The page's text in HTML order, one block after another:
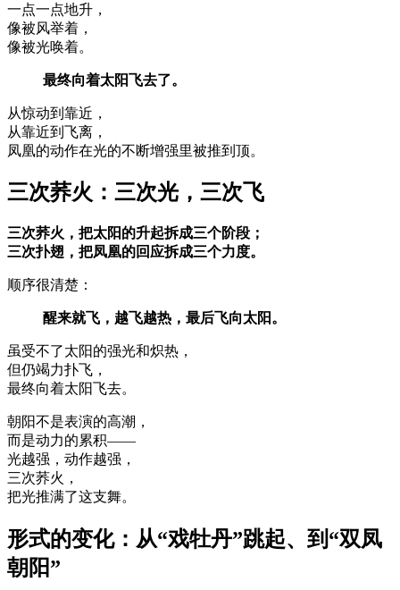
一点一点地升，
像被风举着，
像被光唤着。
最终向着太阳飞去了。
从惊动到靠近，
从靠近到飞离，
凤凰的动作在光的不断增强里被推到顶。
三次荞火：三次光，三次飞
三次荞火，把太阳的升起拆成三个阶段；
三次扑翅，把凤凰的回应拆成三个力度。
顺序很清楚：
醒来就飞，越飞越热，最后飞向太阳。
虽受不了太阳的强光和炽热，
但仍竭力扑飞，
最终向着太阳飞去。
朝阳不是表演的高潮，
而是动力的累积——
光越强，动作越强，
三次荞火，
把光推满了这支舞。
形式的变化：从“戏牡丹”跳起、到“双凤
朝阳”